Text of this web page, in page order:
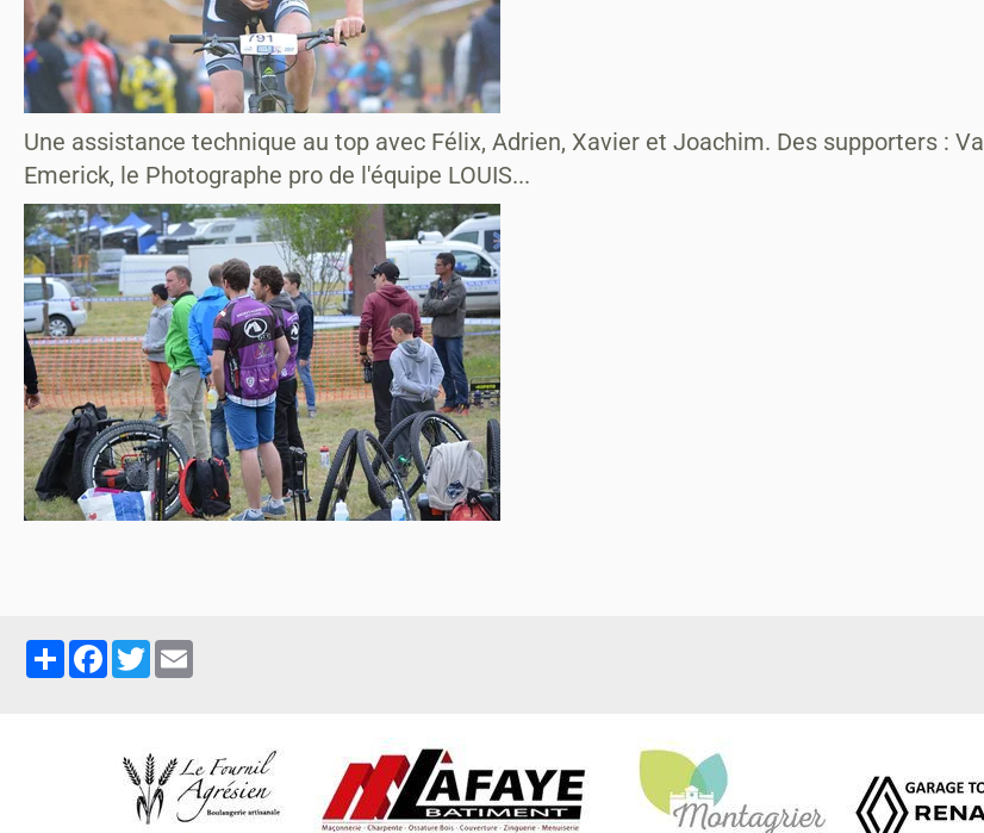
Une assistance technique au top avec Félix, Adrien, Xavier et Joachim. Des supporters :
Emerick, le Photographe pro de l'équipe LOUIS...
PartagerFacebook
Twitter